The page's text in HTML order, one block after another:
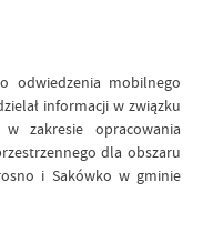
odwiedzenia mobilnego
informacji w związku
zakresie opracowania
dla obszaru
i Sakówko w gminie